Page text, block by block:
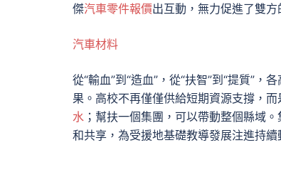
傑汽車零件報價出互動，無力促進了雙方
汽車材料
從“輸血”到“造血”，從“扶智”到“提質”
果。高校不再僅僅供給短期資源支撐，
水 ；幫扶一個集團，可以帶動整個縣域
和共享，為受援地基礎教導發展注進持續